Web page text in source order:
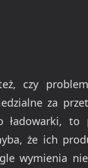
czy
za
ładowarki, to
że ich
wymienia